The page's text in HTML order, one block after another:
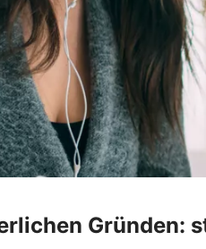
Gründen: